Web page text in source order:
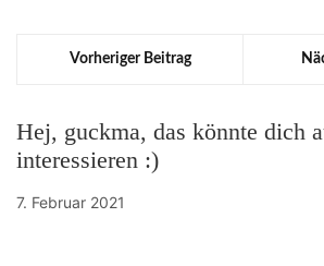
Vorheriger Beitrag
Hej, guckma, das könnte dich
interessieren :)
7. Februar 2021